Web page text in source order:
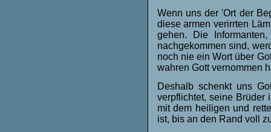
Wenn uns der 'Ort der
diese armen verirrten
gehen. Die
nachgekommen sind,
noch nie ein Wort über
wahren Gott vernommen
Deshalb schenkt uns
verpflichtet, seine Brüder
mit dem heiligen und
ist, bis an den Rand voll